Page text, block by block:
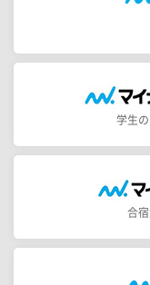
学生
合